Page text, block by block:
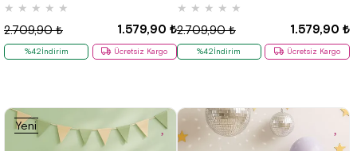
★ ★ ★ ★ ★
1.579,90 ₺
2.709,90 ₺
%42İndirim Ücretsiz Kargo
★ ★ ★ ★ ★
1.579,90 ₺
2.709,90 ₺
%42İndirim Ücretsiz Kargo
Yeni
Ürün